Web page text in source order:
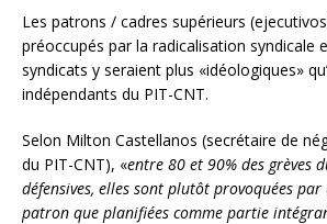
Les patrons / cadres supérieurs
préoccupés par la radicalisation syndicale
syndicats y seraient plus «idéologiques»
indépendants du PIT-CNT.
Selon Milton Castellanos (secrétaire de
du PIT-CNT), «entre 80 et 90% des grèves
défensives, elles sont plutôt provoquées
patron que planifiées comme partie